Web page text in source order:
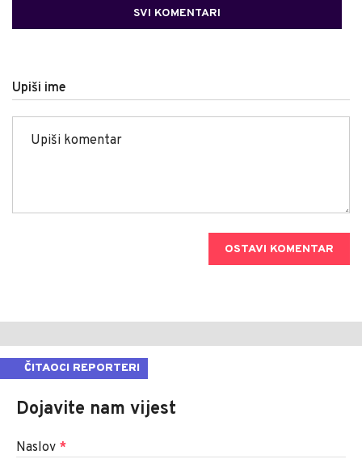
SVI KOMENTARI
Upiši ime
OSTAVI KOMENTAR
ČITAOCI REPORTERI
Dojavite nam vijest
Naslov *